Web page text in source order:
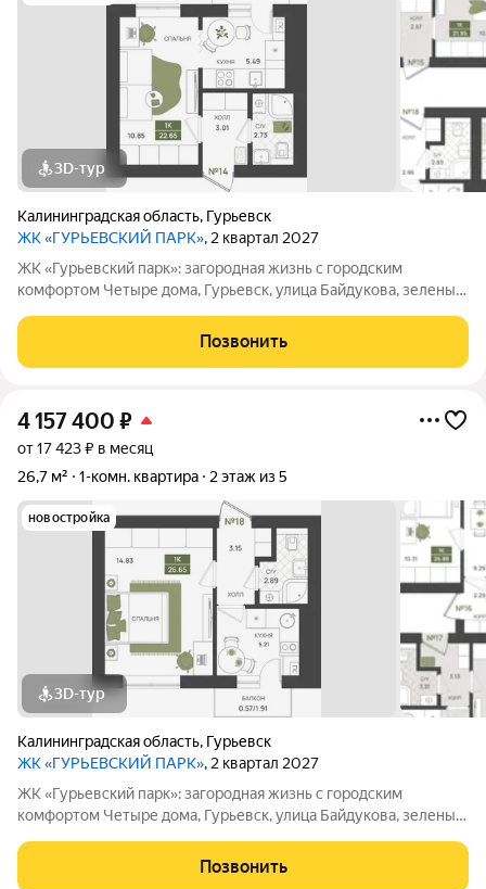
3D-тур
Калининградская область, Гурьевск
ЖК «ГУРЬЕВСКИЙ ПАРК», 2 квартал 2027
ЖК «Гурьевский парк»: загородная жизнь с городским
комфортом Четыре дома, Гурьевск, улица Байдукова, зеленый
система отопления - все это новый проект от МПК. Срок сдачи
- II квартал 2027 года
Позвонить
4 157 400 ₽
от 17 423 ₽ в месяц
26,7 м²
1-комн. квартира 2 этаж из 5
новостройка
3D-тур
Калининградская область, Гурьевск
ЖК «ГУРЬЕВСКИЙ ПАРК», 2 квартал 2027
ЖК «Гурьевский парк»: загородная жизнь с городским
комфортом Четыре дома, Гурьевск, улица Байдукова, зеленый
система отопления - все это новый проект от МПК. Срок сдачи
- II квартал 2027 года
Позвонить